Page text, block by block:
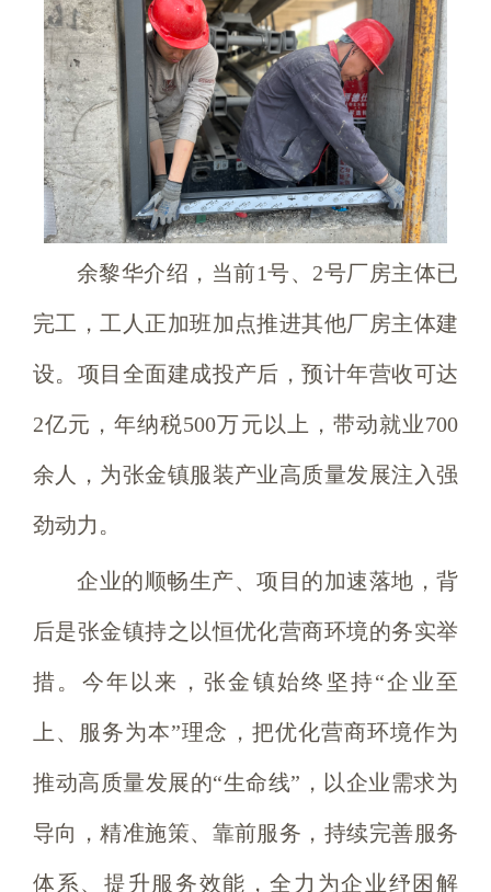
余黎华介绍，当前1号、2号厂房主体已
完工，工人正加班加点推进其他厂房主体建
设。项目全面建成投产后，预计年营收可达
2亿元，年纳税500万元以上，带动就业700
余人，为张金镇服装产业高质量发展注入强
劲动力。
企业的顺畅生产、项目的加速落地，背
后是张金镇持之以恒优化营商环境的务实举
措。今年以来，张金镇始终坚持“企业至
上、服务为本”理念，把优化营商环境作为
推动高质量发展的“生命线”，以企业需求为
导向，精准施策、靠前服务，持续完善服务
体系、提升服务效能，全力为企业纾困解